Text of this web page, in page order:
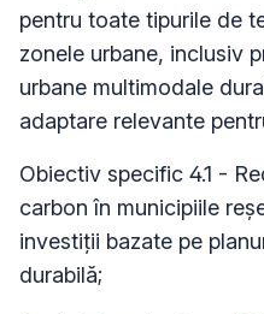
pentru toate tipurile de
zonele urbane, inclusiv
urbane multimodale
adaptare relevante
Obiectiv specific 4.1 -
carbon în municipiile
investiții bazate pe
durabilă;